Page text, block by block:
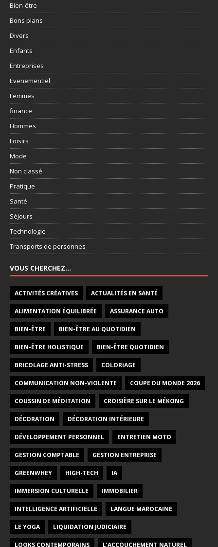
Bien-être
Bons plans
Divers
Enfants
Entreprises
Evenementiel
Femmes
finance
Hommes
Loisirs
Mode
Non classé
Pratique
Santé
Séjours
Technologie
Transports de personnes
VOUS CHERCHEZ…
ACTIVITÉS CRÉATIVES ACTUALITÉS EN SANTÉ
ALIMENTATION ÉQUILIBRÉE ASSURANCE AUTO
BIEN-ÊTRE BIEN-ÊTRE AU QUOTIDIEN
BIEN-ÊTRE HOLISTIQUE BIEN-ÊTRE QUOTIDIEN
BRICOLAGE ANTI-STRESS COLORIAGE
COMMUNICATION NON-VIOLENTE COUPE DU MONDE 2026
COUSSIN DE MÉDITATION CROISIÈRE SUR LE MÉKONG
DÉCORATION DÉCORATION INTÉRIEURE
DÉVELOPPEMENT PERSONNEL ENTRETIEN MOTO
GESTION COMPTABLE GESTION ENTREPRISE
GREENWHEY HIGH-TECH IA
IMMERSION CULTURELLE IMMOBILIER
INTELLIGENCE ARTIFICIELLE LANGUE MAROCAINE
LE YOGA LIQUIDATION JUDICIAIRE
LOOKS CONTEMPORAINS L’ACCOUCHEMENT NATUREL